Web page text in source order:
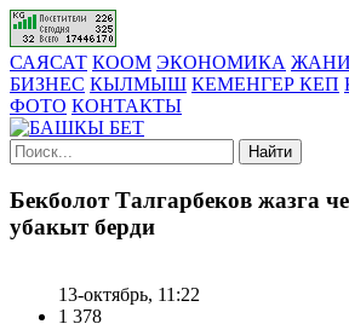
САЯСАТ КООМ ЭКОНОМИКА
БИЗНЕС КЫЛМЫШ КЕМЕНГЕР КЕП
ФОТО КОНТАКТЫ
Найти
Бекболот Талгарбеков жазга
убакыт берди
13-октябрь, 11:22
1 378